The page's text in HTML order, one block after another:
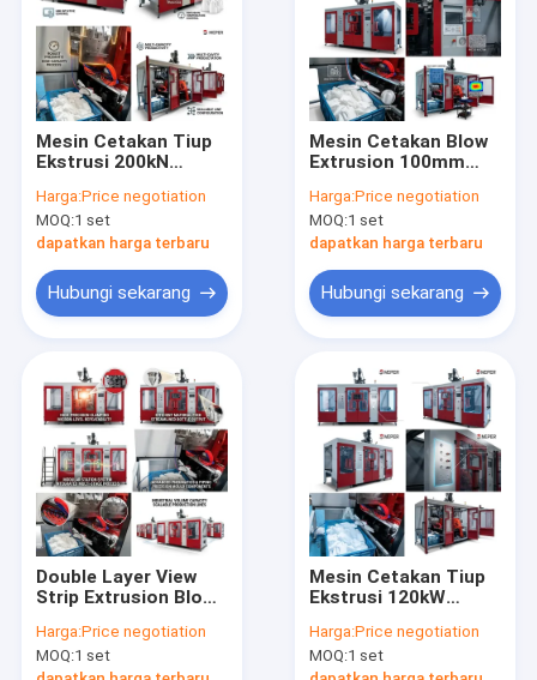
Mesin Cetakan Tiup
Ekstrusi 200kN
MP100FD
Harga:Price negotiation
MOQ:1 set
dapatkan harga terbaru
Hubungi sekarang
Mesin Cetakan Blow
Extrusion 100mm
Harga:Price negotiation
MOQ:1 set
dapatkan harga terbaru
Hubungi sekarang
Double Layer View
Strip Extrusion Blow
MP100FD Mesin
cetak berlapis ganda
Harga:Price negotiation
MOQ:1 set
Mesin Cetakan Tiup
Ekstrusi 120kW
MP100FD
Harga:Price negotiation
MOQ:1 set